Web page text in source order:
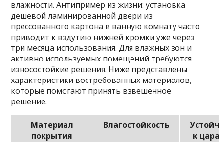
влажности. Антипример из жизни: установка
дешевой ламинированной двери из
прессованного картона в ванную комнату часто
приводит к вздутию нижней кромки уже через
три месяца использования. Для влажных зон и
активно используемых помещений требуются
износостойкие решения. Ниже представлены
характеристики востребованных материалов,
которые помогают принять взвешенное
решение.
Материал
покрытия
Влагостойкость
к